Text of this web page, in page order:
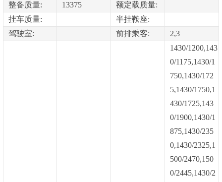
整备质量:
13375
额定载质量:
挂车质量:
半挂鞍座:
驾驶室:
前排乘客: 2,3
1430/1200,143
0/1175,1430/1
750,1430/172
5,1430/1750,1
430/1725,143
0/1900,1430/1
875,1430/235
0,1430/2325,1
500/2470,150
0/2445,1430/2